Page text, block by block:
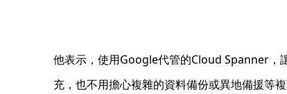
他表示，使用Google代管的Cloud Spanner，
充，也不用擔心複雜的資料備份或異地備援等